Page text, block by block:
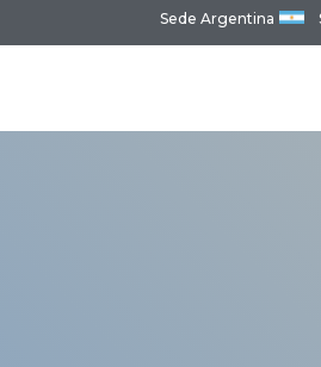
Sede Argentina